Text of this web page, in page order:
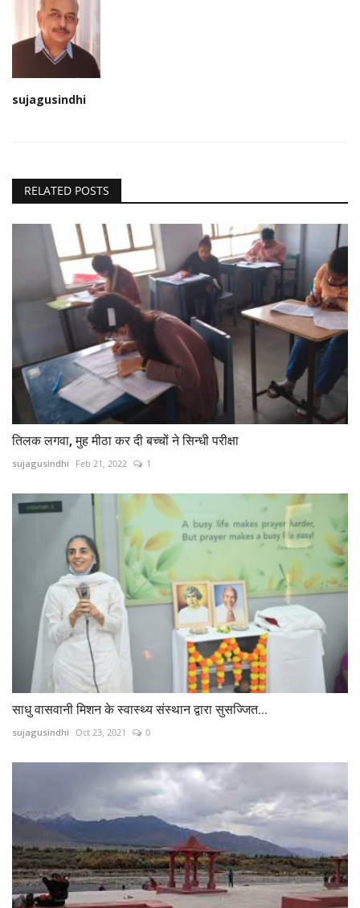
sujagusindhi
RELATED POSTS
तिलक लगवा, मुह मीठा कर दी बच्चों ने सिन्धी परीक्षा
sujagusindhi Feb 21, 2022 1
साधु वासवानी मिशन के स्वास्थ्य संस्थान द्वारा सुसज्जित...
sujagusindhi Oct 23, 2021 0